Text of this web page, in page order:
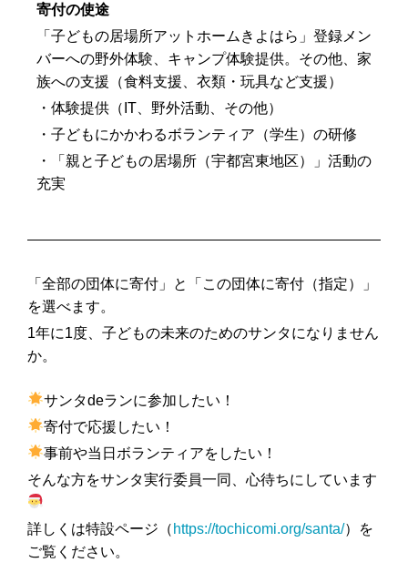
寄付の使途
「子どもの居場所アットホームきよはら」登録メン
バーへの野外体験、キャンプ体験提供。その他、家
族への支援（食料支援、衣類・玩具など支援）
・体験提供（IT、野外活動、その他）
・子どもにかかわるボランティア（学生）の研修
・「親と子どもの居場所（宇都宮東地区）」活動の
充実
「全部の団体に寄付」と「この団体に寄付（指定）」
を選べます。
1年に1度、子どもの未来のためのサンタになりません
か。
サンタdeランに参加したい！
寄付で応援したい！
事前や当日ボランティアをしたい！
そんな方をサンタ実行委員一同、心待ちにしています
詳しくは特設ページ（ https://tochicomi.org/santa/）を
ご覧ください。